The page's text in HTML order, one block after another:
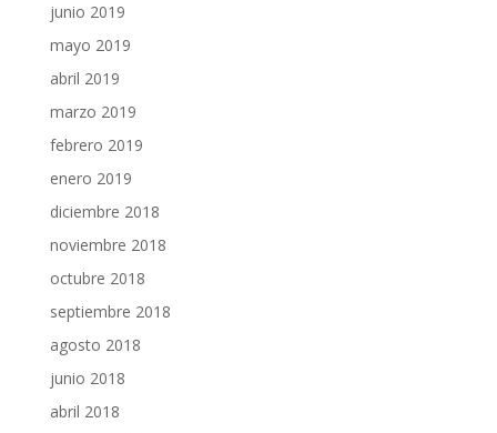
junio 2019
mayo 2019
abril 2019
marzo 2019
febrero 2019
enero 2019
diciembre 2018
noviembre 2018
octubre 2018
septiembre 2018
agosto 2018
junio 2018
abril 2018